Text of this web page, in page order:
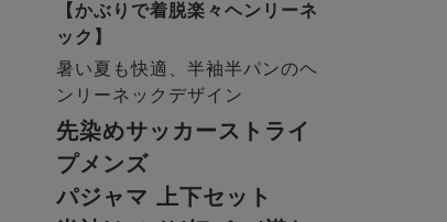
【かぶりで着脱楽々ヘンリーネ
ック】
暑い夏も快適、半袖半パンのヘ
ンリーネックデザイン
先染めサッカーストライ
プメンズ
パジャマ 上下セット